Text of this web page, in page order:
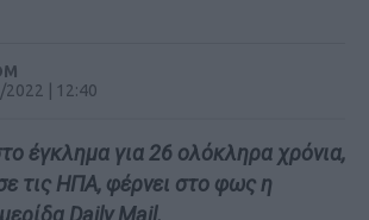
| 12:40
έγκλημα για 26 ολόκληρα χρόνια,
τις ΗΠΑ, φέρνει στο φως η
Daily Mail.